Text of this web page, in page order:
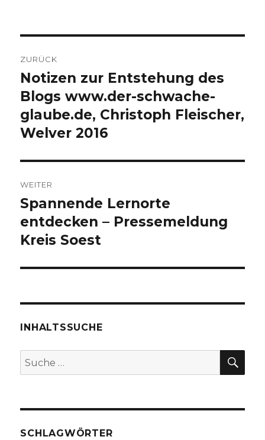
ZURÜCK
Vorheriger
Beitrag:
Notizen zur Entstehung des
Blogs www.der-schwache-
glaube.de, Christoph Fleischer,
Welver 2016
WEITER
Nächster
Beitrag:
Spannende Lernorte
entdecken – Pressemeldung
Kreis Soest
INHALTSSUCHE
Suche
nach:
SCHLAGWÖRTER